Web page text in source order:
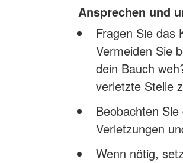
Ansprechen und
Fragen Sie das
Vermeiden Sie
dein Bauch
verletzte Stelle
Beobachten
Verletzungen
Wenn nötig,